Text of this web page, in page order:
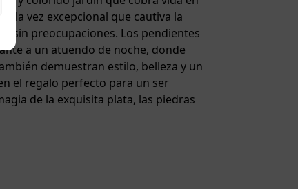
la vez excepcional que cautiva la
sin preocupaciones. Los pendientes
a un atuendo de noche, donde
demuestran estilo, belleza y un
el regalo perfecto para un ser
de la exquisita plata, las piedras